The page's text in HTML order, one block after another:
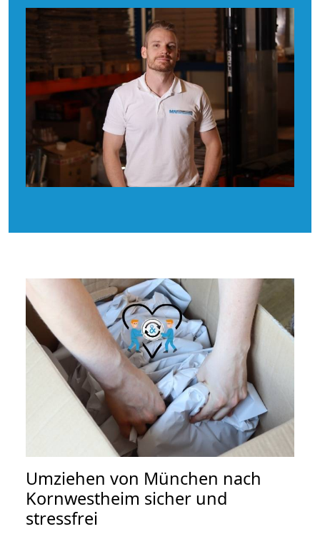
Umziehen von München nach
Kornwestheim sicher und
stressfrei